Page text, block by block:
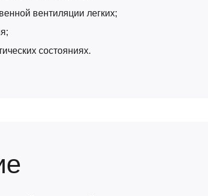
вентиляции легких;
состояниях.